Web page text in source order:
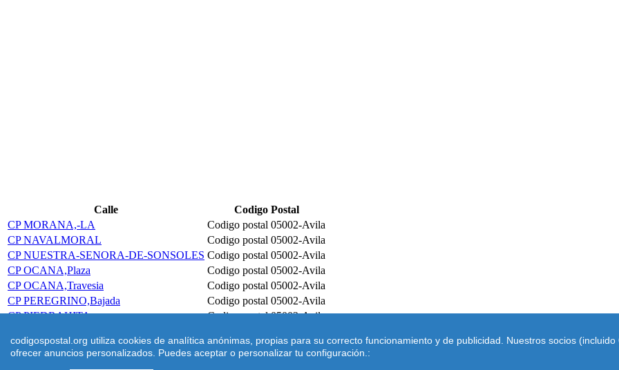
Calle
Codigo Postal
CP MORANA,-LA
Codigo postal 05002-Avila
CP NAVALMORAL
Codigo postal 05002-Avila
CP NUESTRA-SENORA-DE-SONSOLES Codigo postal 05002-Avila
CP OCANA,Plaza
Codigo postal 05002-Avila
CP OCANA,Travesia
Codigo postal 05002-Avila
CP PEREGRINO,Bajada
Codigo postal 05002-Avila
CP PIEDRAHITA
Codigo postal 05002-Avila
codigospostal.org utiliza cookies de analítica anónimas, propias para su correcto funcionamiento y de publicidad. Nuestros socios
ofrecer anuncios personalizados. Puedes aceptar o personalizar tu configuración.: